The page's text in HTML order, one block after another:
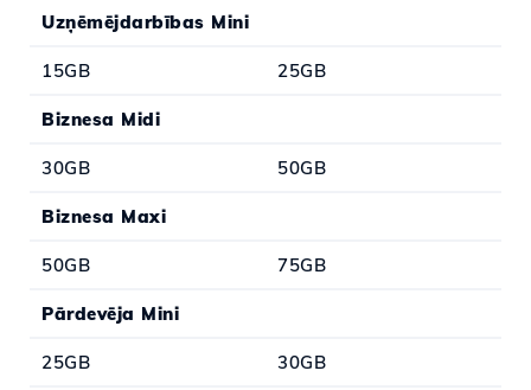
Uzņēmējdarbības Mini
15GB 25GB
Biznesa Midi
30GB 50GB
Biznesa Maxi
50GB 75GB
Pārdevēja Mini
25GB 30GB